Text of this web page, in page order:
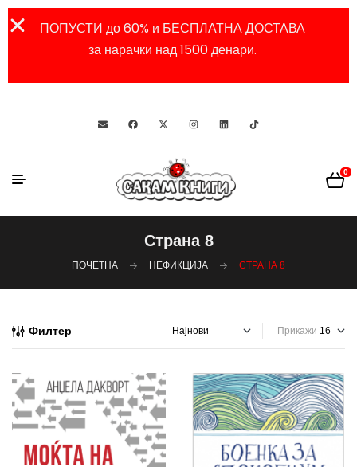
ПОПУСТИ до 60% и БЕСПЛАТНА ДОСТАВА
за нарачки над 1500 денари.
0
Страна 8
ПОЧЕТНА НЕФИКЦИЈА СТРАНА 8
Филтер Прикажи